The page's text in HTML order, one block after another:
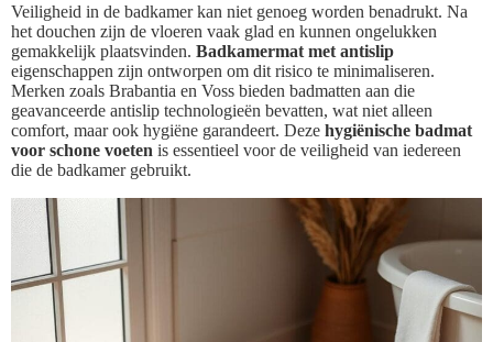
Veiligheid in de badkamer kan niet genoeg worden benadrukt. Na
het douchen zijn de vloeren vaak glad en kunnen ongelukken
gemakkelijk plaatsvinden. Badkamermat met antislip
eigenschappen zijn ontworpen om dit risico te minimaliseren.
Merken zoals Brabantia en Voss bieden badmatten aan die
geavanceerde antislip technologieën bevatten, wat niet alleen
comfort, maar ook hygiëne garandeert. Deze hygiënische badmat
voor schone voeten is essentieel voor de veiligheid van iedereen
die de badkamer gebruikt.